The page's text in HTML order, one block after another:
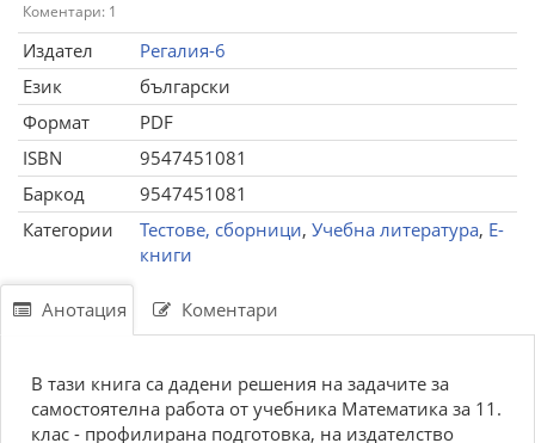
Коментари: 1
Издател
Регалия-6
Език
български
Формат
PDF
ISBN
9547451081
Баркод
9547451081
Категории
Тестове, сборници, Учебна литература, Е-
книги
Анотация Коментари
В тази книга са дадени решения на задачите за
самостоятелна работа от учебника Математика за 11.
клас - профилирана подготовка, на издателство